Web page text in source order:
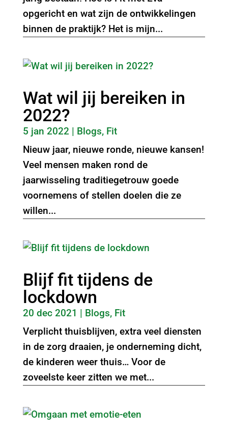
opgericht en wat zijn de ontwikkelingen
binnen de praktijk? Het is mijn...
Wat wil jij bereiken in
2022?
5 jan 2022 | Blogs, Fit
Nieuw jaar, nieuwe ronde, nieuwe kansen!
Veel mensen maken rond de
jaarwisseling traditiegetrouw goede
voornemens of stellen doelen die ze
willen...
Blijf fit tijdens de
lockdown
20 dec 2021 | Blogs, Fit
Verplicht thuisblijven, extra veel diensten
in de zorg draaien, je onderneming dicht,
de kinderen weer thuis… Voor de
zoveelste keer zitten we met...